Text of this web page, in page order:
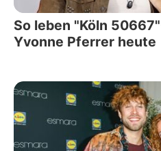
So leben "Köln
Yvonne Pferrer heute